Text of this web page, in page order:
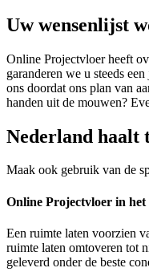
Uw wensenlijst
Online Projectvloer heeft
garanderen we u steeds
ons doordat ons plan van
handen uit de mouwen?
Nederland
Maak ook gebruik van de
Online Projectvloer in
Een ruimte laten voorzien
ruimte laten omtoveren tot
geleverd onder de beste